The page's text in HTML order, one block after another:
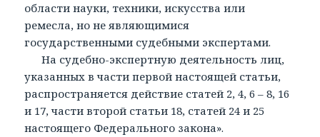
области науки, техники, искусства или
ремесла, но не являющимися
государственными судебными экспертами.
На судебно-экспертную деятельность лиц,
указанных в части первой настоящей статьи,
распространяется действие статей 2, 4, 6 – 8, 16
и 17, части второй статьи 18, статей 24 и 25
настоящего Федерального закона».